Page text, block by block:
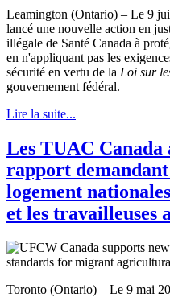
Leamington (Ontario) – Le 9
lancé une nouvelle action en
illégale de Santé Canada à
en n'appliquant pas les
sécurité en vertu de la Loi sur
gouvernement fédéral.
Lire la suite...
Les TUAC Canada
rapport demandant
logement
et les travailleuses
Toronto (Ontario) – Le 9 mai